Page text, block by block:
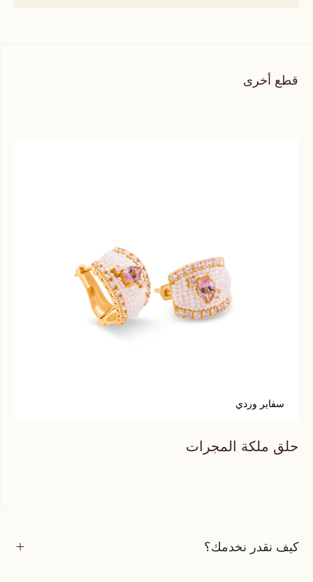
قطع أخرى
سفاير وردي
حلق ملكة المجرات
كيف نقدر نخدمك؟